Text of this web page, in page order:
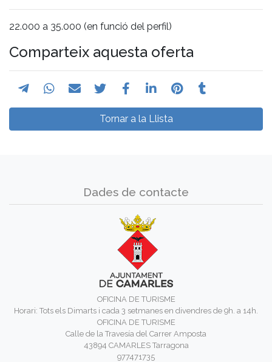
22.000 a 35.000 (en funció del perfil)
Comparteix aquesta oferta
Tornar a la Llista
Dades de contacte
OFICINA DE TURISME
Horari: Tots els Dimarts i cada 3 setmanes en divendres de 9h. a 14h.
OFICINA DE TURISME
Calle de la Travesía del Carrer Amposta
43894 CAMARLES Tarragona
977471735